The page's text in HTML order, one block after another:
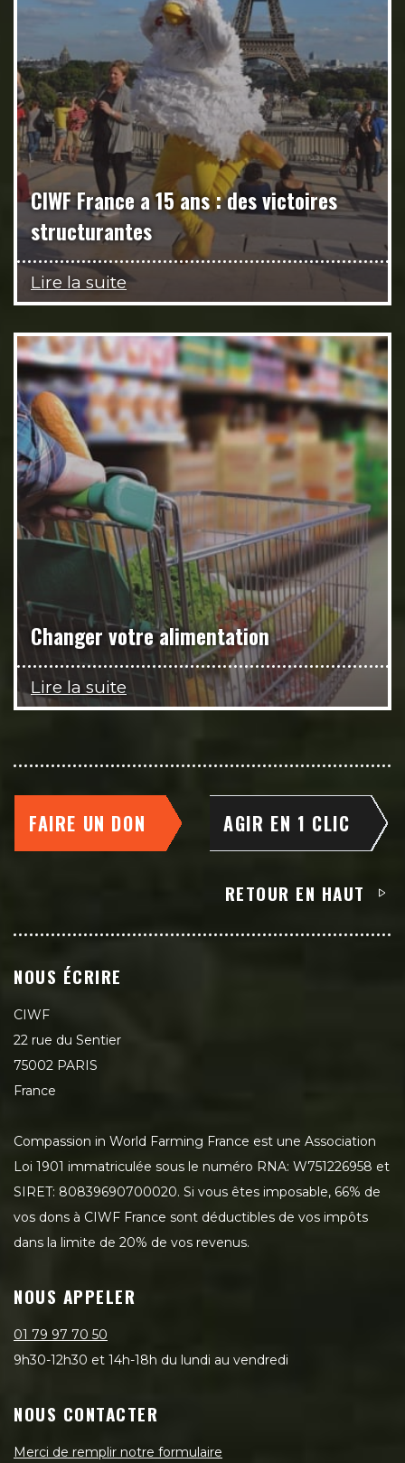
CIWF France a 15 ans : des victoires
structurantes
Lire la suite
Changer votre alimentation
Lire la suite
FAIRE UN DON AGIR EN 1 CLIC
RETOUR EN HAUT
NOUS ÉCRIRE
CIWF
22 rue du Sentier
75002 PARIS
France
Compassion in World Farming France est une Association
Loi 1901 immatriculée sous le numéro RNA: W751226958 et
SIRET: 80839690700020. Si vous êtes imposable, 66% de
vos dons à CIWF France sont déductibles de vos impôts
dans la limite de 20% de vos revenus.
NOUS APPELER
01 79 97 70 50
9h30-12h30 et 14h-18h du lundi au vendredi
NOUS CONTACTER
Merci de remplir notre formulaire